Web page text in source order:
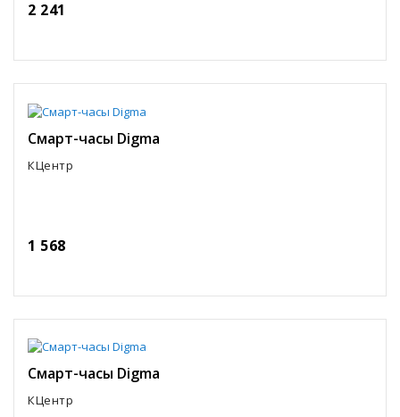
2 241
Смарт-часы Digma
КЦентр
1 568
Смарт-часы Digma
КЦентр